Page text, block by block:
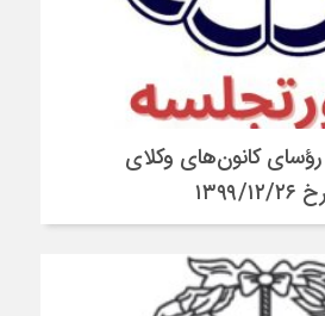
کانون‌های وکلای
۲۶